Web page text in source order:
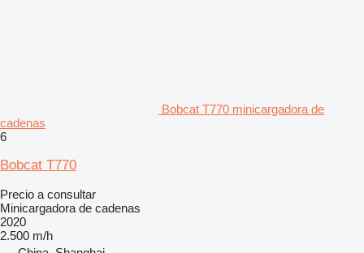
Bobcat T770 minicargadora de
cadenas
6
Bobcat T770
Precio a consultar
Minicargadora de cadenas
2020
2.500 m/h